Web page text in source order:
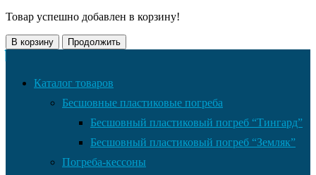
Товар успешно добавлен в корзину!
В корзину Продолжить
Каталог товаров
Бесшовные пластиковые погреба
Бесшовный пластиковый погреб “Тингард”
Бесшовный пластиковый погреб “Земляк”
Погреба-кессоны